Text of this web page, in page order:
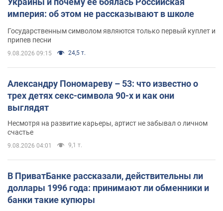
империя: об этом не рассказывают в школе
Государственным символом являются только первый куплет и
припев песни
9.08.2026 09:15 24,5 т.
Александру Пономареву – 53: что известно о
трех детях секс-символа 90-х и как они
выглядят
Несмотря на развитие карьеры, артист не забывал о личном
счастье
9.08.2026 04:01 9,1 т.
В ПриватБанке рассказали, действительны ли
доллары 1996 года: принимают ли обменники и
банки такие купюры